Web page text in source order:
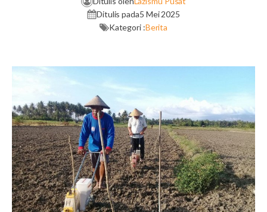
Ditulis pada5 Mei 2025
Kategori :Berita